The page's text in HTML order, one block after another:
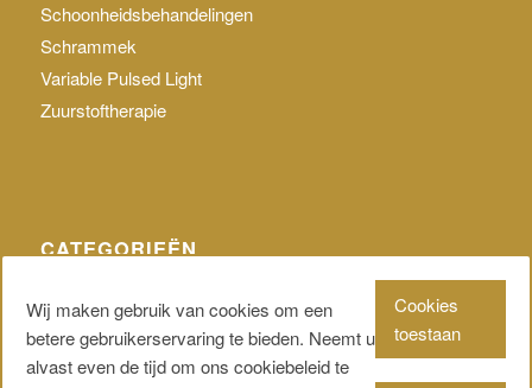
Schoonheidsbehandelingen
Schrammek
Variable Pulsed Light
Zuurstoftherapie
CATEGORIEËN
Wij maken gebruik van cookies om een
betere gebruikerservaring te bieden. Neemt u
alvast even de tijd om ons cookiebeleid te
Cookies
toestaan